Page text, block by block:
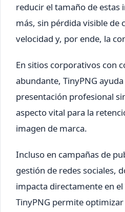
reducir el tamaño de estas
más, sin pérdida visible de
velocidad y, por ende, la
En sitios corporativos con
abundante, TinyPNG
presentación profesional
aspecto vital para la
imagen de marca.
Incluso en campañas de
gestión de redes sociales,
impacta directamente en
TinyPNG permite